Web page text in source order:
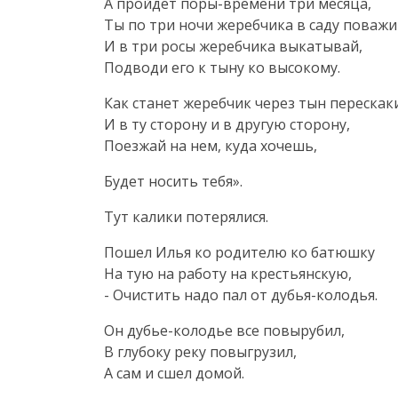
Ты по три ночи жеребчика в саду
И в три росы жеребчика выкатывай,
Подводи его к тыну ко высокому.
Как станет жеребчик через тын
И в ту сторону и в другую сторону,
Поезжай на нем, куда хочешь,
Будет носить тебя».
Тут калики потерялися.
Пошел Илья ко родителю ко батюшку
На тую на работу на крестьянскую,
- Очистить надо пал от дубья-колодья.
Он дубье-колодье все повырубил,
В глубоку реку повыгрузил,
А сам и сшел домой.